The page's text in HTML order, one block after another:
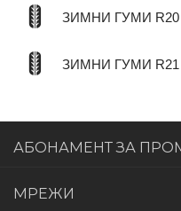
ЗИМНИ ГУМИ R20
ЗИМНИ ГУМИ R21
АБОНАМЕНТ ЗА
МРЕЖИ